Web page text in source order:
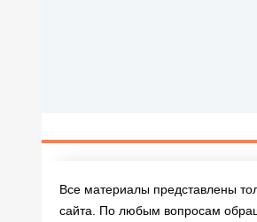
Все материалы представлены
сайта. По любым вопросам